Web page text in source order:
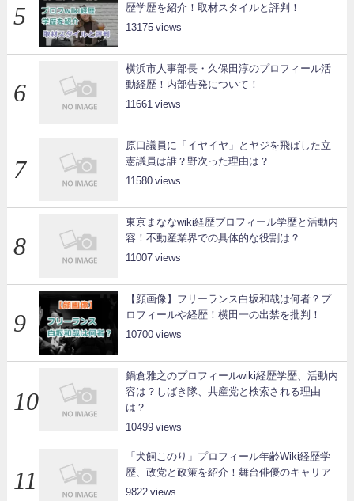
歴学歴を紹介！取材スタイルと評判！
13175
横浜市人事部長・久保田淳のプロフィール活
動経歴！内部告発について！
11661
原口議員に「イヤイヤ」とヤジを飛ばした立
憲議員は誰？野次った理由は？
11580
東京まななwiki経歴プロフィール学歴と活動内
容！不動産業界での具体的な役割は？
11007
【顔画像】フリーランス白坂和哉は何者？プ
ロフィールや経歴！横田一の出禁を批判！
10700
鍋倉雅之のプロフィールwiki経歴学歴、活動内
容は？しばき隊、共産党と検索される理由
は？
10499
「犬飼このり」プロフィール年齢Wiki経歴学
歴、政党と政策を紹介！舞台俳優のキャリア
9822